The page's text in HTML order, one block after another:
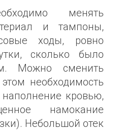
менять
и тампоны,
ходы, ровно
сколько было
Можно сменить
необходимость
кровью,
намокание
Небольшой отек